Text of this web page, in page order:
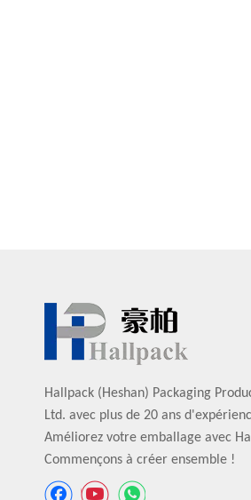
Hallpack (Heshan) Packaging
Ltd. avec plus de 20 ans
Améliorez votre emballage avec
Commençons à créer ensemble !